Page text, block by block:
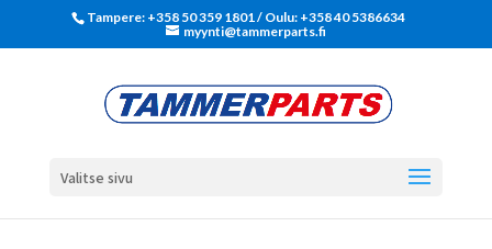
Tampere: +358 50 359 1801‬ / Oulu: +358 40 5386634
myynti@tammerparts.fi
Valitse sivu